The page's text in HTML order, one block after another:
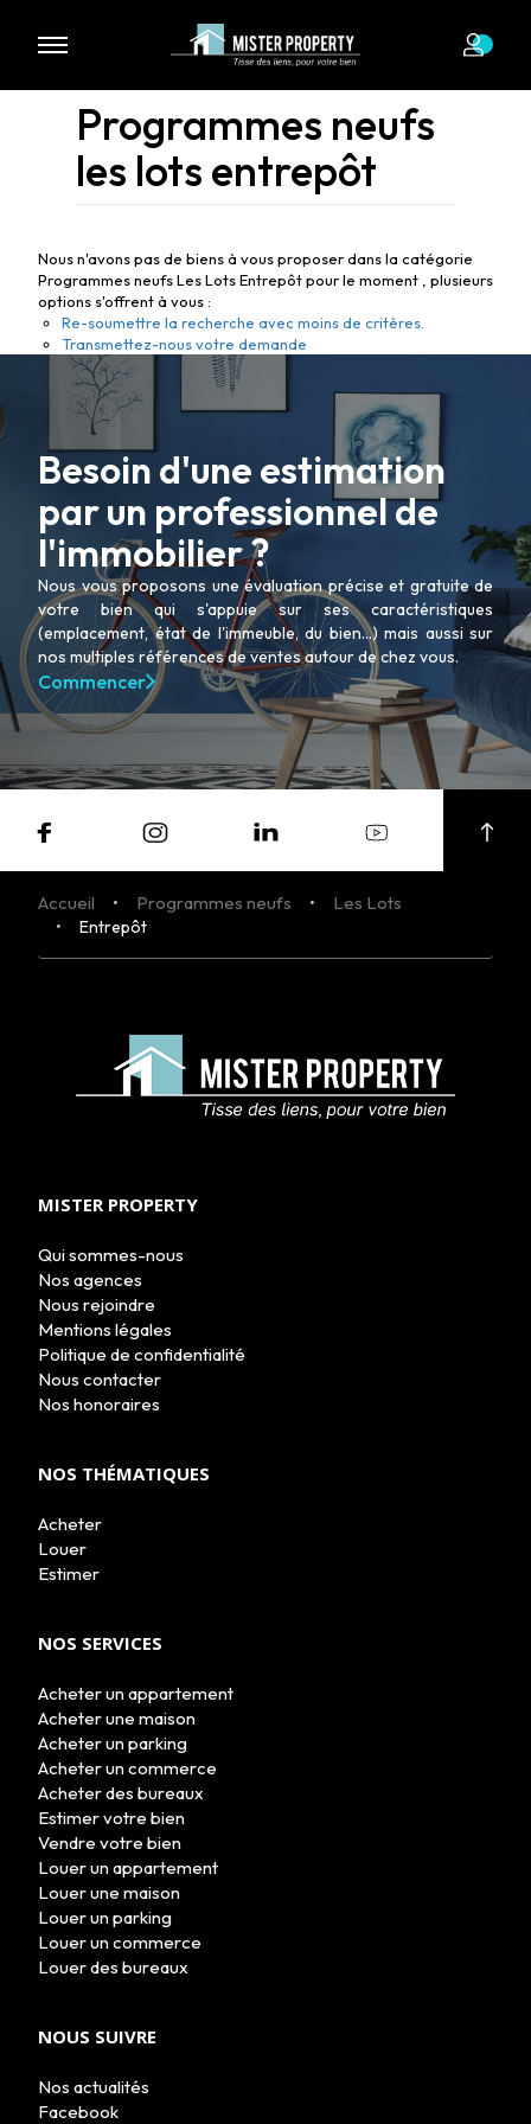
NOS AGENCES
NOUS REJOINDRE
CONTACT
Programmes neufs
les lots entrepôt
Nous n'avons pas de biens à vous proposer dans la catégorie
Programmes neufs Les Lots Entrepôt pour le moment , plusieurs
options s'offrent à vous :
Re-soumettre la recherche avec moins de critères.
Transmettez-nous votre demande
Besoin d'une estimation
par un professionnel de
l'immobilier ?
Nous vous proposons une évaluation précise et gratuite de
votre bien qui s'appuie sur ses caractéristiques
(emplacement, état de l'immeuble, du bien...) mais aussi sur
nos multiples références de ventes autour de chez vous.
Commencer
Accueil Programmes neufs Les Lots
Entrepôt
MISTER PROPERTY
Qui sommes-nous
Nos agences
Nous rejoindre
Mentions légales
Politique de confidentialité
Nous contacter
Nos honoraires
NOS THÉMATIQUES
Acheter
Louer
Estimer
NOS SERVICES
Acheter un appartement
Acheter une maison
Acheter un parking
Acheter un commerce
Acheter des bureaux
Estimer votre bien
Vendre votre bien
Louer un appartement
Louer une maison
Louer un parking
Louer un commerce
Louer des bureaux
NOUS SUIVRE
Nos actualités
Facebook